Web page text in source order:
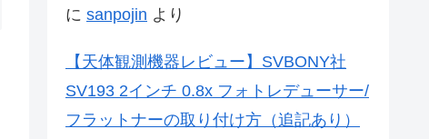
に sanpojin より
【天体観測機器レビュー】SVBONY社
SV193 2インチ 0.8x フォトレデューサー/
フラットナーの取り付け方（追記あり）